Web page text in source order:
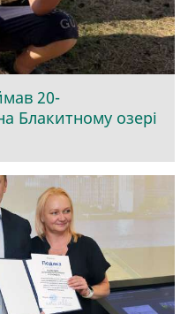
20-
Блакитному озері